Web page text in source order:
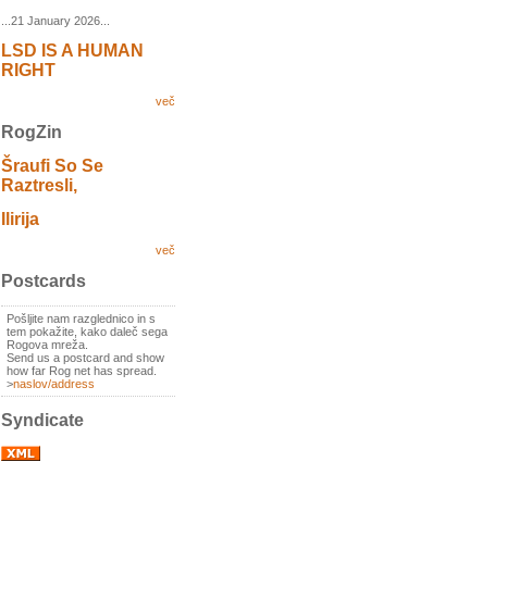
...21 January 2026...
LSD IS A HUMAN
RIGHT
več
RogZin
Šraufi So Se
Raztresli,
Ilirija
več
Postcards
Pošljite nam razglednico in s
tem pokažite, kako daleč sega
Rogova mreža.
Send us a postcard and show
how far Rog net has spread.
>naslov/address
Syndicate